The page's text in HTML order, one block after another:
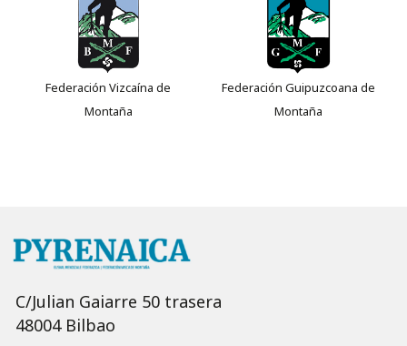
Federación Vizcaína de
Montaña
Federación Guipuzcoana de
Montaña
C/Julian Gaiarre 50 trasera
48004 Bilbao